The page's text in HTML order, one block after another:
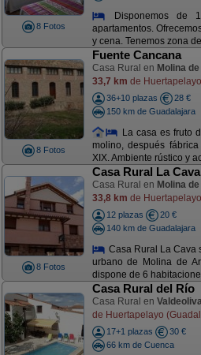
8 Fotos
Disponemos de
apartamentos.
y cena. Tenemos zona
8 Fotos
Fuente Cancana
Casa Rural en Molina
33,7 km de
36+10 plazas
28 €
150 km de Guadalajara
La casa es fruto
molino, después
XIX. Ambiente rústico y
8 Fotos
Casa Rural La Cava
Casa Rural en Molina
33,8 km de
12 plazas
20 €
140 km de Guadalajara
Casa Rural La Cava
urbano de Molina de
dispone de 6
Casa Rural del Río
Casa Rural en
de Huertapelayo
17+1 plazas
30 €
66 km de Cuenca